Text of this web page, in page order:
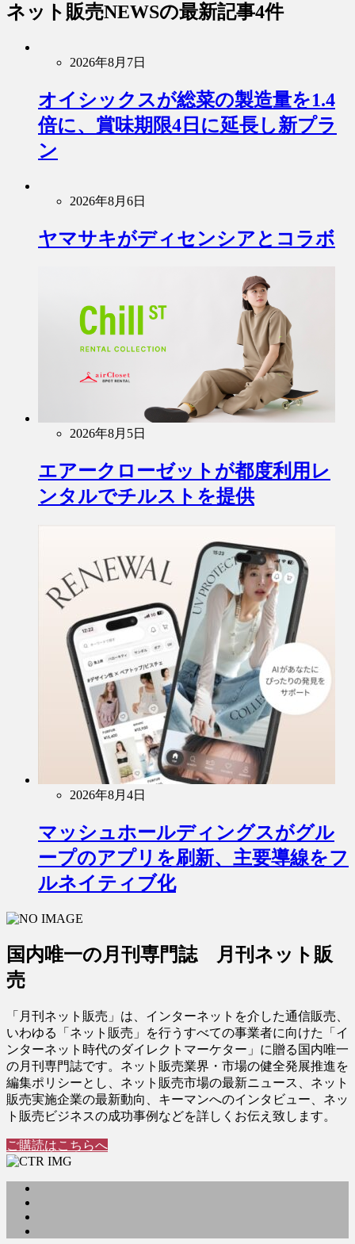
ネット販売NEWSの最新記事4件
2026年8月7日
オイシックスが総菜の製造量を1.4
倍に、賞味期限4日に延長し新プラ
ン
2026年8月6日
ヤマサキがディセンシアとコラボ
2026年8月5日
エアークローゼットが都度利用レ
ンタルでチルストを提供
2026年8月4日
マッシュホールディングスがグル
ープのアプリを刷新、主要導線をフ
ルネイティブ化
国内唯一の月刊専門誌 月刊ネット販
売
「月刊ネット販売」は、インターネットを介した通信販売、
いわゆる「ネット販売」を行うすべての事業者に向けた「イ
ンターネット時代のダイレクトマーケター」に贈る国内唯一
の月刊専門誌です。ネット販売業界・市場の健全発展推進を
編集ポリシーとし、ネット販売市場の最新ニュース、ネット
販売実施企業の最新動向、キーマンへのインタビュー、ネッ
ト販売ビジネスの成功事例などを詳しくお伝え致します。
ご購読はこちらへ